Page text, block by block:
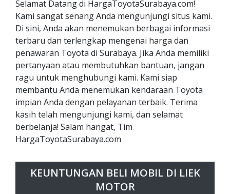
Selamat Datang di HargaToyotaSurabaya.com!
Kami sangat senang Anda mengunjungi situs kami.
Di sini, Anda akan menemukan berbagai informasi
terbaru dan terlengkap mengenai harga dan
penawaran Toyota di Surabaya. Jika Anda memiliki
pertanyaan atau membutuhkan bantuan, jangan
ragu untuk menghubungi kami. Kami siap
membantu Anda menemukan kendaraan Toyota
impian Anda dengan pelayanan terbaik. Terima
kasih telah mengunjungi kami, dan selamat
berbelanja! Salam hangat, Tim
HargaToyotaSurabaya.com
KEUNTUNGAN BELI MOBIL DI LIEK
MOTOR